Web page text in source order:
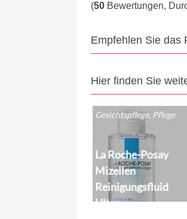
(50 Bewertungen,
Empfehlen Sie das
Hier finden Sie
Gesichtspflege, Pflege
La Roche-Posay
Mizellen
Reinigungsfluid
Ultra